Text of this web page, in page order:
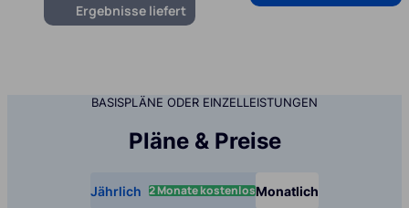
Ergebnisse liefert
BASISPLÄNE ODER EINZELLEISTUNGEN
Pläne & Preise
Jährlich 2 Monate kostenlosMonatlich